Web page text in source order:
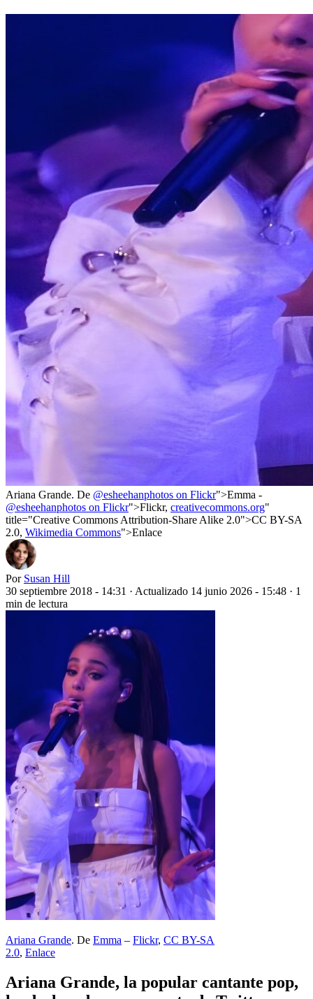
Ariana Grande. De @esheehanphotos on Flickr">Emma -
@esheehanphotos on Flickr">Flickr, creativecommons.org"
title="Creative Commons Attribution-Share Alike 2.0">CC BY-SA
2.0, Wikimedia Commons">Enlace
Por Susan Hill
30 septiembre 2018 - 14:31 · Actualizado 14 junio 2026 - 15:48 · 1
min de lectura
Ariana Grande. De Emma – Flickr, CC BY-SA
2.0, Enlace
Ariana Grande, la popular cantante pop,